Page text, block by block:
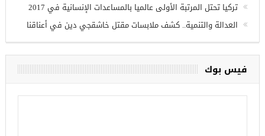
تركيا تنشئ 3 مستشفيات في مناطق درع الفرات بسوريا
أردوغان يفتتح القسم الثاني من خط مترو ” أوسكودار- جكمة كوي”
الأحد المقبل
تركيا تحتل المرتبة الأولى عالميا بالمساعدات الإنسانية في 2017
العدالة والتنمية.. كشف ملابسات مقتل خاشقجي دين في أعناقنا